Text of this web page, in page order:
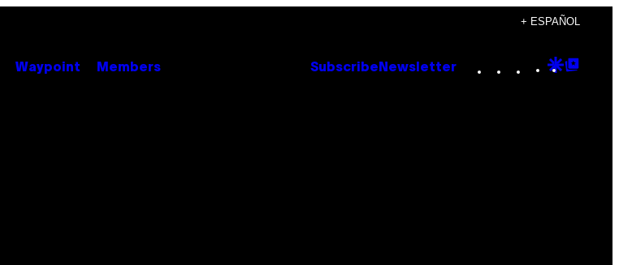
+ ESPAÑOL
Waypoint Members Subscribe Newsletter Instagram
TikTok
YouTube
Google